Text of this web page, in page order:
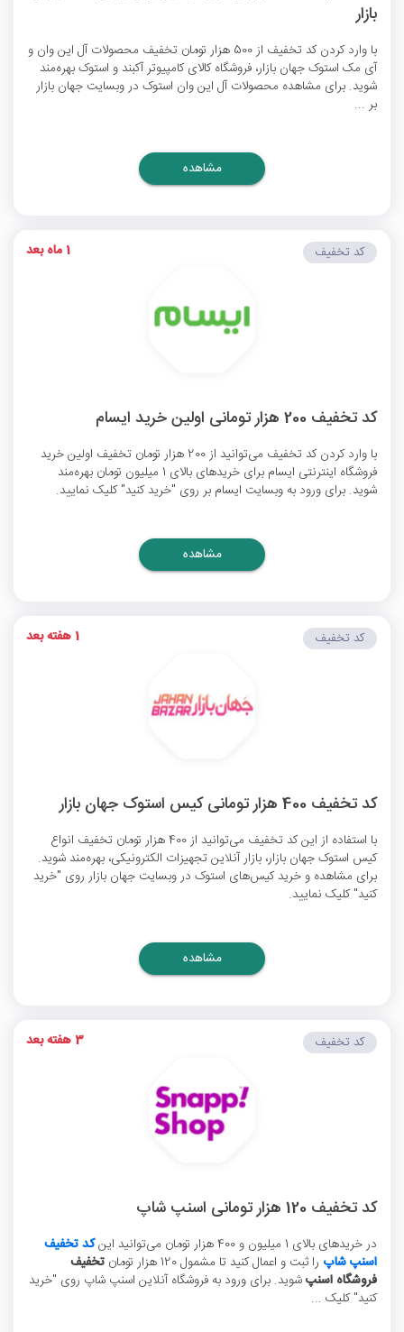
بازار
با وارد کردن کد تخفیف از 500 هزار تومان تخفیف محصولات آل این وان و
آی مک استوک جهان بازار، فروشگاه کالای کامپیوتر آکبند و استوک بهره‌مند
شوید. برای مشاهده محصولات آل این وان استوک در وبسایت جهان بازار
بر ...
مشاهده
کد تخفیف 200 هزار تومانی اولین خرید ایسام
با وارد کردن کد تخفیف می‌توانید از 200 هزار تومان تخفیف اولین خرید
فروشگاه اینترنتی ایسام برای خریدهای بالای 1 میلیون تومان بهره‌مند
شوید. برای ورود به وبسایت ایسام بر روی "خرید کنید" کلیک نمایید.
کد تخفیف 1 ماه بعد
مشاهده
کد تخفیف 400 هزار تومانی کیس استوک جهان بازار
با استفاده از این کد تخفیف می‌توانید از 400 هزار تومان تخفیف انواع
کیس استوک جهان بازار، بازار آنلاین تجهیزات الکترونیکی، بهره‌مند شوید.
برای مشاهده و خرید کیس‌های استوک در وبسایت جهان بازار روی "خرید
کنید" کلیک نمایید.
کد تخفیف 1 هفته بعد
مشاهده
کد تخفیف 120 هزار تومانی اسنپ شاپ
در خریدهای بالای 1 میلیون و 400 هزار تومان می‌توانید این
کد تخفیف
اسنپ شاپ را ثبت و اعمال کنید تا مشمول 120 هزار تومان
تخفیف
فروشگاه اسنپشوید. برای ورود به فروشگاه آنلاین اسنپ شاپ روی "خرید
کنید" کلیک ...
کد تخفیف 3 هفته بعد